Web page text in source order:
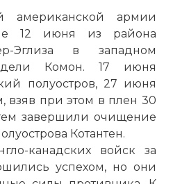
американской армии
12 июня из района
Эглиза в западном
Комон. 17 июня
полуостров, 27 июня
взяв при этом в плен 30
завершили очищение
Котантен.
канадских войск за
успехом, но они